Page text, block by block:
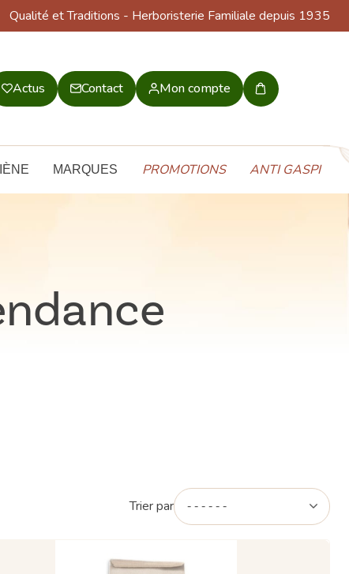
Qualité et Traditions - Herboristerie Familiale depuis 1935
Actus Contact Mon compte
Mon
MARQUES PROMOTIONS ANTI GASPI
Trier par